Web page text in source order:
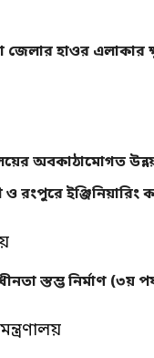
হাওর এলাকার
অবকাঠামোগত
ও রংপুরে
স্তম্ভ নির্মাণ